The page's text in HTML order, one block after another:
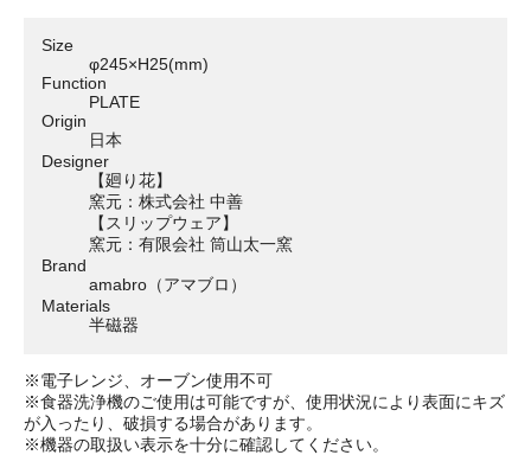
Size
φ245×H25(mm)
Function
PLATE
Origin
日本
Designer
【廻り花】
窯元：株式会社 中善
【スリップウェア】
窯元：有限会社 筒山太一窯
Brand
amabro（アマブロ）
Materials
半磁器
※電子レンジ、オーブン使用不可
※食器洗浄機のご使用は可能ですが、使用状況により表面にキズ
が入ったり、破損する場合があります。
※機器の取扱い表示を十分に確認してください。